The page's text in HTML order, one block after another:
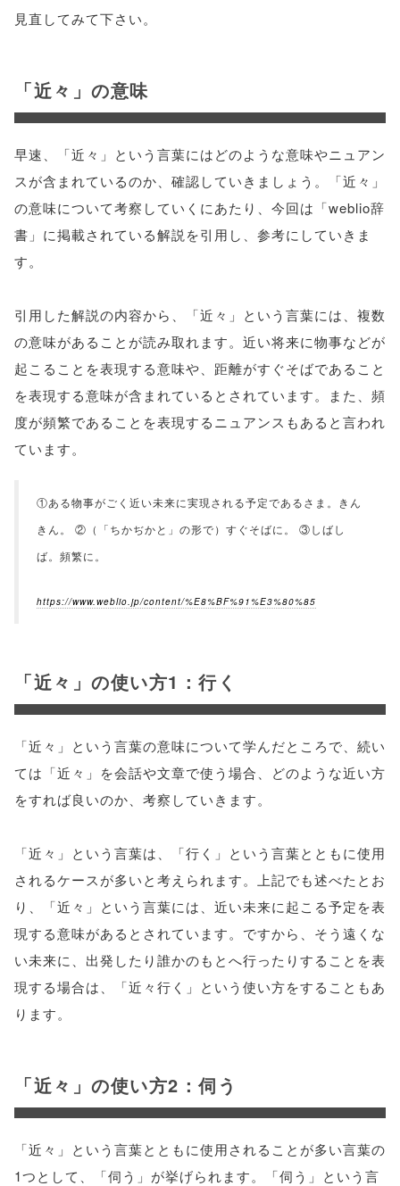
見直してみて下さい。
「近々」の意味
早速、「近々」という言葉にはどのような意味やニュアン
スが含まれているのか、確認していきましょう。「近々」
の意味について考察していくにあたり、今回は「weblio辞
書」に掲載されている解説を引用し、参考にしていきま
す。
引用した解説の内容から、「近々」という言葉には、複数
の意味があることが読み取れます。近い将来に物事などが
起こることを表現する意味や、距離がすぐそばであること
を表現する意味が含まれているとされています。また、頻
度が頻繁であることを表現するニュアンスもあると言われ
ています。
①ある物事がごく近い未来に実現される予定であるさま。きん
きん。 ②（「ちかぢかと」の形で）すぐそばに。 ③しばし
ば。頻繁に。
https://www.weblio.jp/content/%E8%BF%91%E3%80%85
「近々」の使い方1：行く
「近々」という言葉の意味について学んだところで、続い
ては「近々」を会話や文章で使う場合、どのような近い方
をすれば良いのか、考察していきます。
「近々」という言葉は、「行く」という言葉とともに使用
されるケースが多いと考えられます。上記でも述べたとお
り、「近々」という言葉には、近い未来に起こる予定を表
現する意味があるとされています。ですから、そう遠くな
い未来に、出発したり誰かのもとへ行ったりすることを表
現する場合は、「近々行く」という使い方をすることもあ
ります。
「近々」の使い方2：伺う
「近々」という言葉とともに使用されることが多い言葉の
1つとして、「伺う」が挙げられます。「伺う」という言